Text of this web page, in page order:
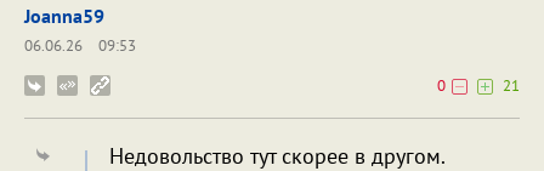
Joanna59
06.06.26
09:53
0
21
Недовольство тут скорее в другом.